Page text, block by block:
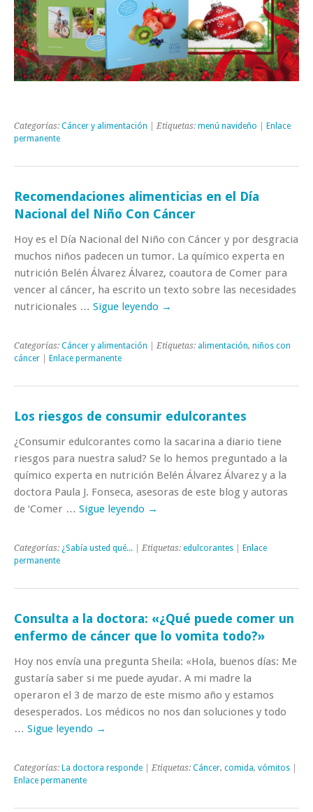
Categorías: Cáncer y alimentación | Etiquetas: menú navideño
Enlace
permanente
Recomendaciones alimenticias en el Día
Nacional del Niño Con Cáncer
Hoy es el Día Nacional del Niño con Cáncer y por desgracia
muchos niños padecen un tumor. La químico experta en
nutrición Belén Álvarez Álvarez, coautora de Comer para
vencer al cáncer, ha escrito un texto sobre las necesidades
nutricionales … Sigue leyendo →
Categorías: Cáncer y alimentación | Etiquetas: alimentación, niños con
cáncer
Enlace permanente
Los riesgos de consumir edulcorantes
¿Consumir edulcorantes como la sacarina a diario tiene
riesgos para nuestra salud? Se lo hemos preguntado a la
químico experta en nutrición Belén Álvarez Álvarez y a la
doctora Paula J. Fonseca, asesoras de este blog y autoras
de ‘Comer … Sigue leyendo →
Categorías: ¿Sabía usted qué... | Etiquetas: edulcorantes
Enlace
permanente
Consulta a la doctora: «¿Qué puede comer un
enfermo de cáncer que lo vomita todo?»
Hoy nos envía una pregunta Sheila: «Hola, buenos días: Me
gustaría saber si me puede ayudar. A mi madre la
operaron el 3 de marzo de este mismo año y estamos
desesperados. Los médicos no nos dan soluciones y todo
… Sigue leyendo →
Categorías: La doctora responde | Etiquetas: Cáncer, comida, vómitos
Enlace permanente